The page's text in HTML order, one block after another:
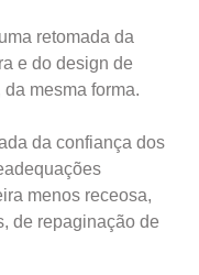
retomada da
e do design de
mesma forma.
da confiança dos
menos receosa,
de repaginação de